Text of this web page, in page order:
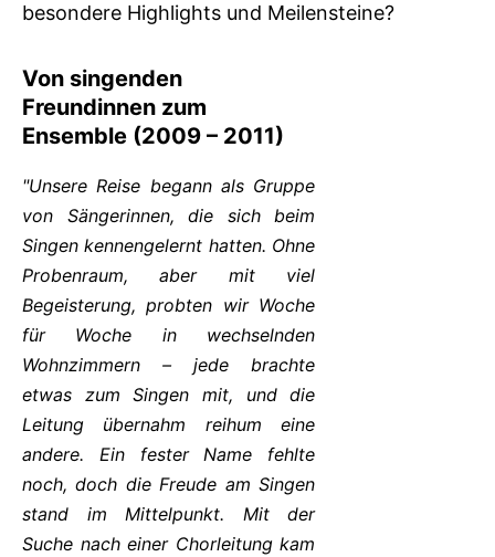
besondere Highlights und Meilensteine?
Von singenden
Freundinnen zum
Ensemble (2009 – 2011)
"Unsere Reise begann als Gruppe
von Sängerinnen, die sich beim
Singen kennengelernt hatten. Ohne
Probenraum, aber mit viel
Begeisterung, probten wir Woche
für Woche in wechselnden
Wohnzimmern – jede brachte
etwas zum Singen mit, und die
Leitung übernahm reihum eine
andere. Ein fester Name fehlte
noch, doch die Freude am Singen
stand im Mittelpunkt. Mit der
Suche nach einer Chorleitung kam